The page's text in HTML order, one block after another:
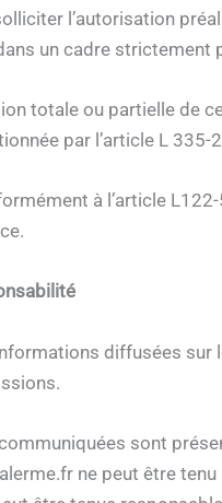
l’autorisation
un cadre
totale ou partielle de
par l’article L
à l’article
diffusées sur
sont
ne peut être